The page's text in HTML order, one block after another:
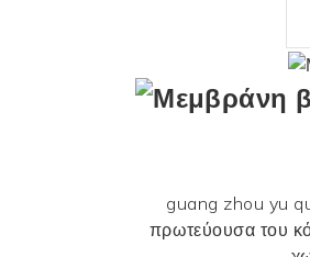
guang zhou yu
πρωτεύουσα του